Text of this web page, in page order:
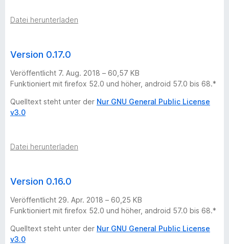
Datei herunterladen
Version 0.17.0
Veröffentlicht 7. Aug. 2018 – 60,57 KB
Funktioniert mit firefox 52.0 und höher, android 57.0 bis 68.*
Quelltext steht unter der Nur GNU General Public License
v3.0
Datei herunterladen
Version 0.16.0
Veröffentlicht 29. Apr. 2018 – 60,25 KB
Funktioniert mit firefox 52.0 und höher, android 57.0 bis 68.*
Quelltext steht unter der Nur GNU General Public License
v3.0